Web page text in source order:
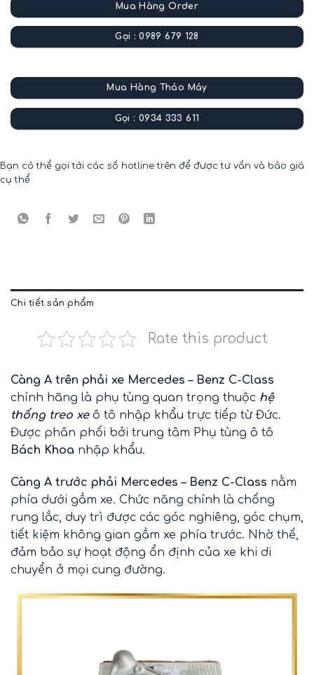
Mua Hàng Order
Gọi : 0989 679 128
Mua Hàng Tháo Máy
Gọi : 0934 333 611
Bạn có thể gọi tới các số hotline trên để được tư vấn và báo giá
cụ thể
Chi tiết sản phẩm
Rate this product
Càng A trên phải xe Mercedes – Benz C-Class
chính hãng là phụ tùng quan trọng thuộc hệ
thống treo xeô tô nhập khẩu trực tiếp từ Đức.
Được phân phối bởi trung tâm Phụ tùng ô tô
Bách Khoa nhập khẩu.
Càng A trước phải Mercedes – Benz C-Class nằm
phía dưới gầm xe. Chức năng chính là chống
rung lắc, duy trì được các góc nghiêng, góc chụm,
tiết kiệm không gian gầm xe phía trước. Nhờ thế,
đảm bảo sự hoạt động ổn định của xe khi di
chuyển ở mọi cung đường.